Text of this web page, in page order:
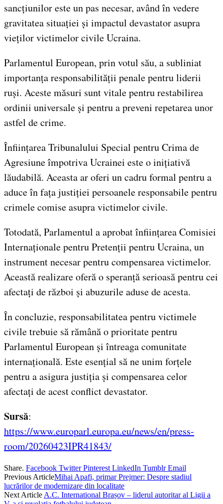
sancțiunilor este un pas necesar, având în vedere
gravitatea situației și impactul devastator asupra
vieților victimelor civile Ucraina.
Parlamentul European, prin votul său, a subliniat
importanța responsabilității penale pentru liderii
ruși. Aceste măsuri sunt vitale pentru restabilirea
ordinii universale și pentru a preveni repetarea unor
astfel de crime.
Înființarea Tribunalului Special pentru Crima de
Agresiune împotriva Ucrainei este o inițiativă
lăudabilă. Aceasta ar oferi un cadru formal pentru a
aduce în fața justiției persoanele responsabile pentru
crimele comise asupra victimelor civile.
Totodată, Parlamentul a aprobat înființarea Comisiei
Internaționale pentru Pretenții pentru Ucraina, un
instrument necesar pentru compensarea victimelor.
Această realizare oferă o speranță serioasă pentru cei
afectați de război și abuzurile aduse de acesta.
În concluzie, responsabilitatea pentru victimele
civile trebuie să rămână o prioritate pentru
Parlamentul European și întreaga comunitate
internațională. Este esențial să ne unim forțele
pentru a asigura justiția și compensarea celor
afectați de acest conflict devastator.
Sursă:
https://www.europarl.europa.eu/news/en/press-
room/20260423IPR41843/
Share. Facebook Twitter Pinterest LinkedIn Tumblr Email
Previous ArticleMihai Apafi, primar Prejmer: Despre stadiul
lucrărilor de modernizare din localitate
Next Article A.C. International Brașov – liderul autoritar al Ligii a